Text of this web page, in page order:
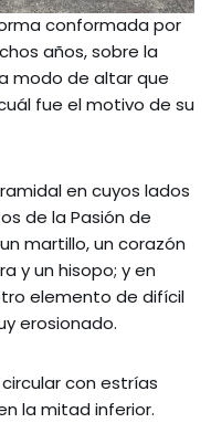
conformada por
años, sobre la
modo de altar que
fue el motivo de su
en cuyos lados
de la Pasión de
martillo, un corazón
y un hisopo; y en
elemento de difícil
erosionado.
con estrías
la mitad inferior.